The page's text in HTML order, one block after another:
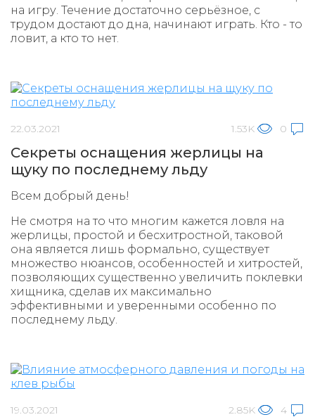
на игру. Течение достаточно серьёзное, с
трудом достают до дна, начинают играть. Кто - то
ловит, а кто то нет.
22.03.2021 1.53K 0
Секреты оснащения жерлицы на
щуку по последнему льду
Всем добрый день!
Не смотря на то что многим кажется ловля на
жерлицы, простой и бесхитростной, таковой
она является лишь формально, существует
множество нюансов, особенностей и хитростей,
позволяющих существенно увеличить поклевки
хищника, сделав их максимально
эффективными и уверенными особенно по
последнему льду.
19.03.2021 2.85K 4